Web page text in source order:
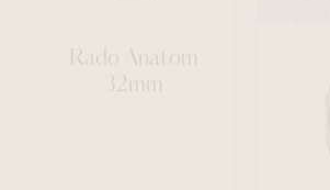
Rado Anatom
32mm